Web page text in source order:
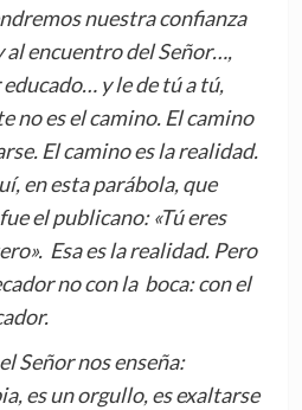
nuestra confianza
al encuentro del Señor…,
y le de tú a tú,
no es el camino. El camino
El camino es la realidad.
en esta parábola, que
el publicano: «Tú eres
Esa es la realidad. Pero
no con la boca: con el
Señor nos enseña:
es un orgullo, es exaltarse